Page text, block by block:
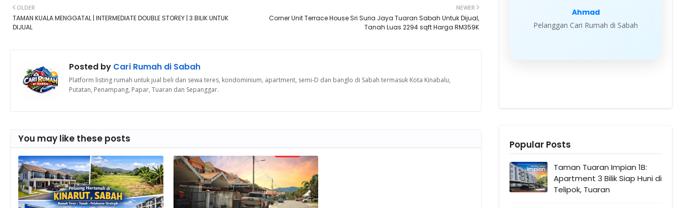
NEWER
Corner Unit Terrace House Sri Suria Jaya Tuaran Sabah Untuk Dijual,
Tanah Luas 2294 sqft Harga RM359K
OLDER
TAMAN KUALA MENGGATAL | INTERMEDIATE DOUBLE STOREY | 3 BILIK UNTUK
DIJUAL
Posted by Cari Rumah di Sabah
Platform listing rumah untuk jual beli dan sewa teres, kondominium, apartment, semi-D dan banglo di Sabah termasuk Kota Kinabalu,
Putatan, Penampang, Papar, Tuaran dan Sepanggar.
You may like these posts
Kassim Pelanggan Cari Rumah di Sabah
Amy
Pelanggan Cari Rumah di Sabah
Ahmad
Pelanggan Cari Rumah di Sabah
Popular Posts
Taman Tuaran Impian 1B:
Apartment 3 Bilik Siap Huni di
Telipok, Tuaran